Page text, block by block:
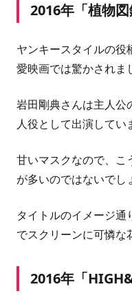
2016年「植物図
ヤンキースタイルの役
愛映画では驚かされま
岩田剛典さんは主人公
人役として出演してい
甘いマスクなので、こ
が多いのではないでし
タイトルのイメージ通
でスクリーンに可憐な
2016年「